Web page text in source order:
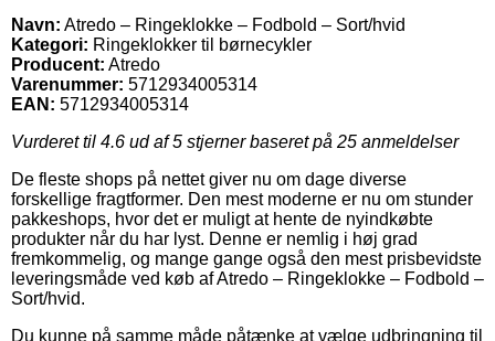
Navn: Atredo – Ringeklokke – Fodbold – Sort/hvid
Kategori: Ringeklokker til børnecykler
Producent: Atredo
Varenummer: 5712934005314
EAN: 5712934005314
Vurderet til 4.6 ud af 5 stjerner baseret på 25 anmeldelser
De fleste shops på nettet giver nu om dage diverse
forskellige fragtformer. Den mest moderne er nu om stunder
pakkeshops, hvor det er muligt at hente de nyindkøbte
produkter når du har lyst. Denne er nemlig i høj grad
fremkommelig, og mange gange også den mest prisbevidste
leveringsmåde ved køb af Atredo – Ringeklokke – Fodbold –
Sort/hvid.
Du kunne på samme måde påtænke at vælge udbringning til